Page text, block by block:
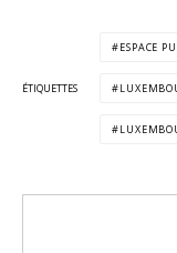
ÉTIQUETTES
ESPACE